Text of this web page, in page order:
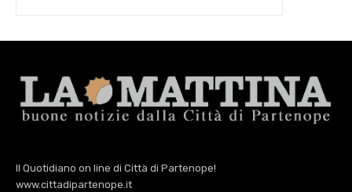
Il Quotidiano on line di Città di Partenope!
www.cittadipartenope.it